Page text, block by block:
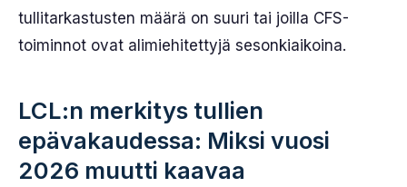
tullitarkastusten määrä on suuri tai joilla CFS-
toiminnot ovat alimiehitettyjä sesonkiaikoina.
LCL:n merkitys tullien
epävakaudessa: Miksi vuosi
2026 muutti kaavaa